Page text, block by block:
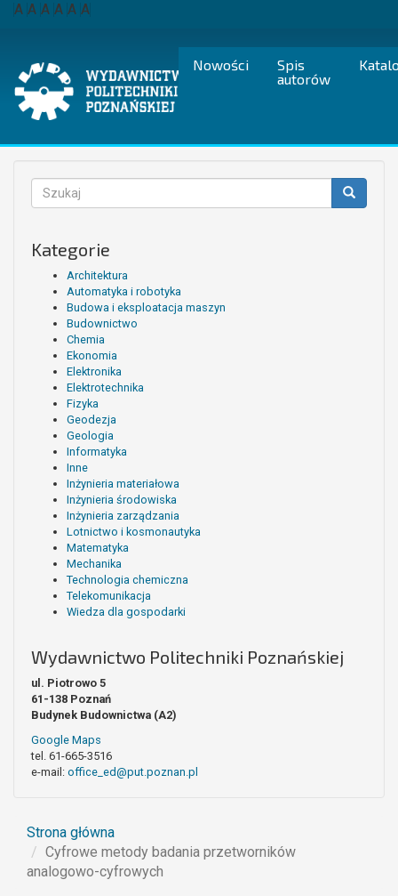
Przejdź
A A A A A A
Nowości
Spis
autorów
Formularz
wyszukiwania
Kategorie
Architektura
Automatyka i robotyka
Budowa i eksploatacja maszyn
Budownictwo
Chemia
Ekonomia
Elektronika
Elektrotechnika
Fizyka
Geodezja
Geologia
Informatyka
Inne
Inżynieria materiałowa
Inżynieria środowiska
Inżynieria zarządzania
Lotnictwo i kosmonautyka
Matematyka
Mechanika
Technologia chemiczna
Telekomunikacja
Wiedza dla gospodarki
Wydawnictwo Politechniki Poznańskiej
ul. Piotrowo 5
61-138 Poznań
Budynek Budownictwa (A2)
Google Maps
tel. 61-665-3516
e-mail: office_ed@put.poznan.pl
Strona główna
Cyfrowe metody badania przetworników
analogowo-cyfrowych